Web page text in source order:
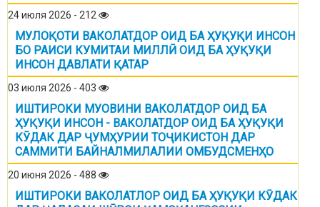
24 июля 2026 - 212
МУЛОҚОТИ ВАКОЛАТДОР ОИД БА ҲУҚУҚИ ИНСОН
БО РАИСИ КУМИТАИ МИЛЛӢ ОИД БА ҲУҚУҚИ
ИНСОН ДАВЛАТИ ҚАТАР
03 июля 2026 - 403
ИШТИРОКИ МУОВИНИ ВАКОЛАТДОР ОИД БА
ҲУҚУҚИ ИНСОН - ВАКОЛАТДОР ОИД БА ҲУҚУҚИ
КӮДАК ДАР ҶУМҲУРИИ ТОҶИКИСТОН ДАР
САММИТИ БАЙНАЛМИЛАЛИИ ОМБУДСМЕНҲО
20 июня 2026 - 488
ИШТИРОКИ ВАКОЛАТЛОР ОИД БА ҲУҚУҚИ КӮДАК